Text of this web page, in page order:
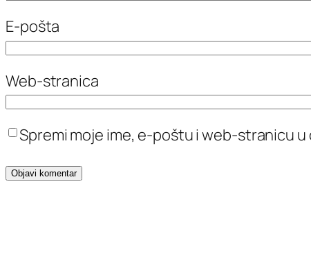
E-pošta
Web-stranica
Spremi moje ime, e-poštu i web-stranicu